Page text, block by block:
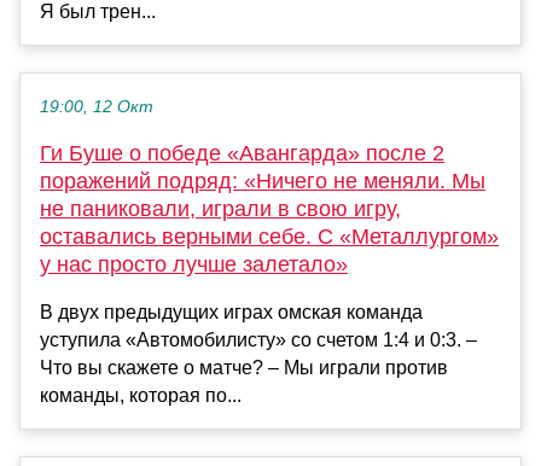
Я был трен...
19:00, 12 Окт
Ги Буше о победе «Авангарда» после 2
поражений подряд: «Ничего не меняли. Мы
не паниковали, играли в свою игру,
оставались верными себе. С «Металлургом»
у нас просто лучше залетало»
В двух предыдущих играх омская команда
уступила «Автомобилисту» со счетом 1:4 и 0:3. –
Что вы скажете о матче? – Мы играли против
команды, которая по...